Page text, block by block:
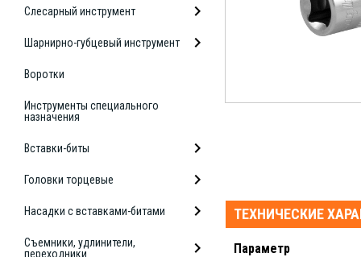
Слесарный инструмент
Шарнирно-губцевый инструмент
Воротки
Инструменты специального
назначения
Вставки-биты
Головки торцевые
Насадки с вставками-битами
Съемники, удлинители,
переходники
ТЕХНИЧЕСКИЕ
Параметр